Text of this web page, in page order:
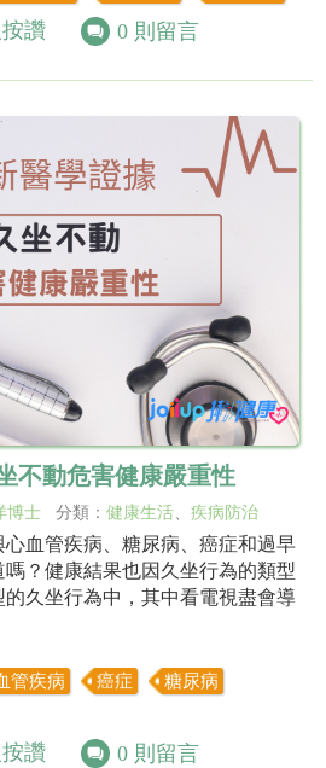
按讚 0 則留言
不動危害健康嚴重性
博士 分類： 健康生活 疾病防治
血管疾病、糖尿病、癌症和過早
？健康結果也因久坐行為的類型
久坐行為中，其中看電視盡會導
管疾病 癌症
糖尿病
按讚 0 則留言